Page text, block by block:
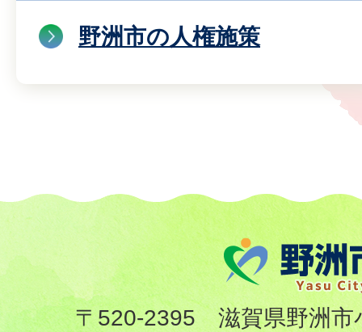
野洲市の人権施策
〒520-2395 滋賀県野洲市